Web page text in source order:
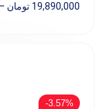
19,890,000 تومان –
3.57%-